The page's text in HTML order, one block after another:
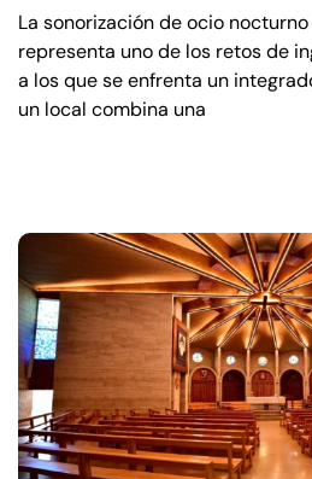
La sonorización de ocio
representa uno de los retos de
a los que se enfrenta un
un local combina una